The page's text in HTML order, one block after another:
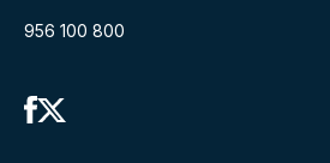
956 100 800